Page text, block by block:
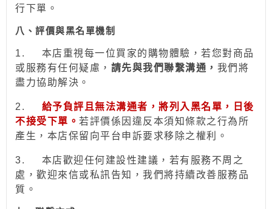
行下單。
八、評價與黑名單機制
1.
本店重視每一位買家的購物體驗，若您對商品
或服務有任何疑慮， 請先與我們聯繫溝通， 我們將
盡力協助解決。
2.
給予負評且無法溝通者，將列入黑名單，日後
不接受下單。 若評價係因違反本須知條款之行為所
產生，本店保留向平台申訴要求移除之權利。
3.
本店歡迎任何建設性建議，若有服務不周之
處，歡迎來信或私訊告知，我們將持續改善服務品
質。